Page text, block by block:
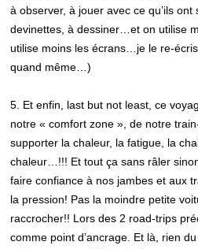
à observer, à jouer avec ce qu’ils
devinettes, à dessiner…et on utilise
utilise moins les écrans…je le re-
quand même…)
5. Et enfin, last but not least, ce
notre « comfort zone », de notre
supporter la chaleur, la fatigue, la
chaleur…!!! Et tout ça sans râler
faire confiance à nos jambes et aux
la pression! Pas la moindre petite
raccrocher!! Lors des 2 road-trips
comme point d’ancrage. Et là, rien